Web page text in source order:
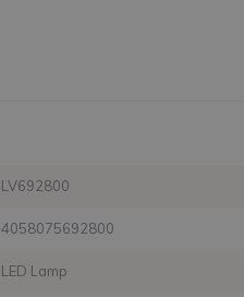
LV692800
4058075692800
LED Lamp